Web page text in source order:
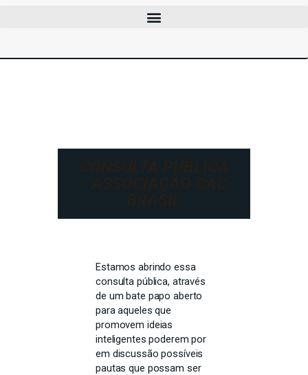
ENTRAR
Estamos abrindo essa
consulta pública, através
de um bate papo aberto
para aqueles que
promovem ideias
inteligentes poderem por
em discussão possíveis
pautas que possam ser